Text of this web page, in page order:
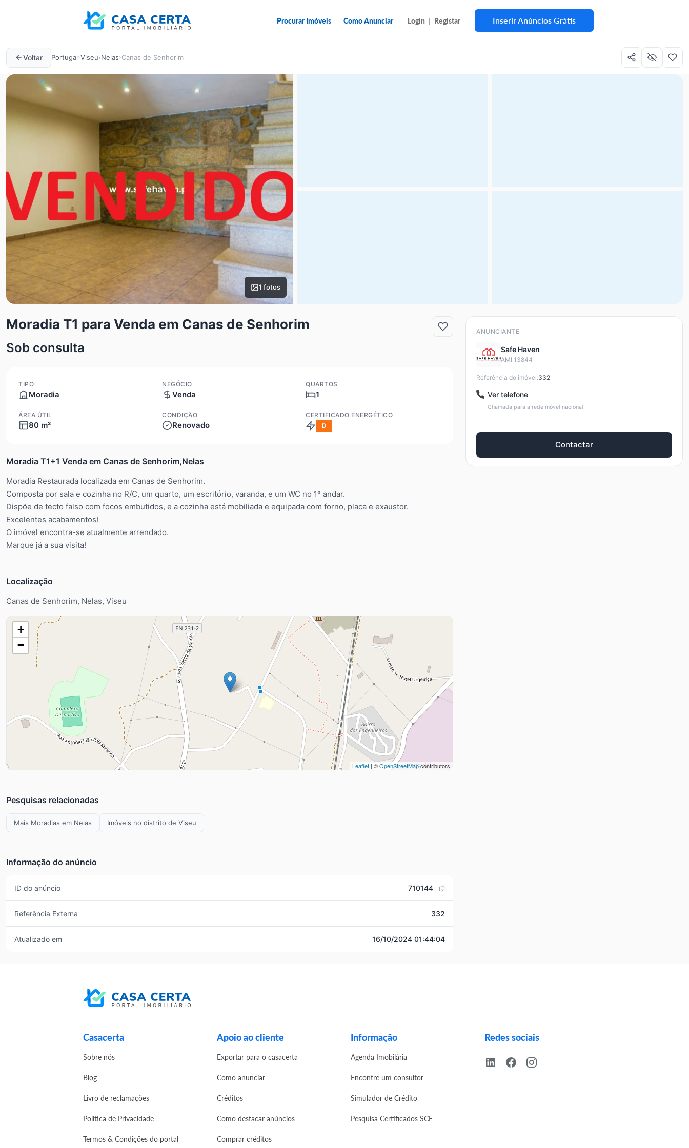
Procurar Imóveis Como Anunciar Login | Registar Inserir Anúncios Grátis
Voltar Portugal›Viseu›Nelas›Canas de Senhorim
1 fotos
Moradia T1 para Venda em Canas de Senhorim
Sob consulta
TIPO
Moradia
NEGÓCIO
Venda
QUARTOS
1
ÁREA ÚTIL
80 m²
CONDIÇÃO
Renovado
CERTIFICADO ENERGÉTICO
D
Moradia T1+1 Venda em Canas de Senhorim,Nelas
Moradia Restaurada localizada em Canas de Senhorim.
Composta por sala e cozinha no R/C, um quarto, um escritório, varanda, e um WC no 1º andar.
Dispõe de tecto falso com focos embutidos, e a cozinha está mobiliada e equipada com forno, placa e exaustor.
Excelentes acabamentos!
O imóvel encontra-se atualmente arrendado.
Marque já a sua visita!
Localização
Canas de Senhorim, Nelas, Viseu
+
−
Leaflet | ©OpenStreetMapcontributors
Pesquisas relacionadas
Mais Moradias em Nelas Imóveis no distrito de Viseu
Informação do anúncio
ID do anúncio 710144
Referência Externa 332
Atualizado em 16/10/2024 01:44:04
ANUNCIANTE
Safe Haven
AMI 13844
Referência do imóvel:332
Ver telefone
Chamada para a rede móvel nacional
Contactar
Casacerta
Sobre nós
Blog
Livro de reclamações
Politica de Privacidade
Termos & Condições do portal
Apoio ao cliente
Exportar para o casacerta
Como anunciar
Créditos
Como destacar anúncios
Comprar créditos
Informação
Agenda Imobilária
Encontre um consultor
Simulador de Crédito
Pesquisa Certificados SCE
Redes sociais